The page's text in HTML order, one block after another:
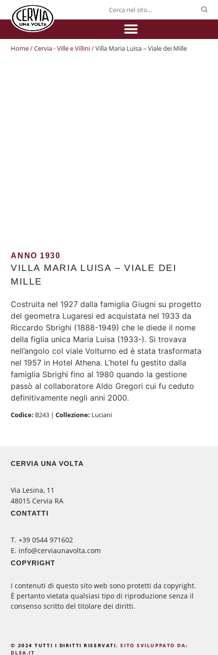
Home/Cervia - Ville e Villini/ Villa Maria Luisa – Viale dei Mille
ANNO 1930
VILLA MARIA LUISA – VIALE DEI
MILLE
Costruita nel 1927 dalla famiglia Giugni su progetto
del geometra Lugaresi ed acquistata nel 1933 da
Riccardo Sbrighi (1888-1949) che le diede il nome
della figlia unica Maria Luisa (1933-). Si trovava
nell’angolo col viale Volturno ed è stata trasformata
nel 1957 in Hotel Athena. L’hotel fu gestito dalla
famiglia Sbrighi fino al 1980 quando la gestione
passò al collaboratore Aldo Gregori cui fu ceduto
definitivamente negli anni 2000.
Codice: B243 |Collezione: Luciani
CERVIA UNA VOLTA
Via Lesina, 11
48015 Cervia RA
CONTATTI
‭T. +39 0544 971602
E. info@cerviaunavolta.com
COPYRIGHT
I contenuti di questo sito web sono protetti da copyright.
È pertanto vietata qualsiasi tipo di riproduzione senza il
consenso scritto del titolare dei diritti.
© 2024 TUTTI I DIRITTI RISERVATI.SITO SVILUPPATO DA:
DLEA.IT